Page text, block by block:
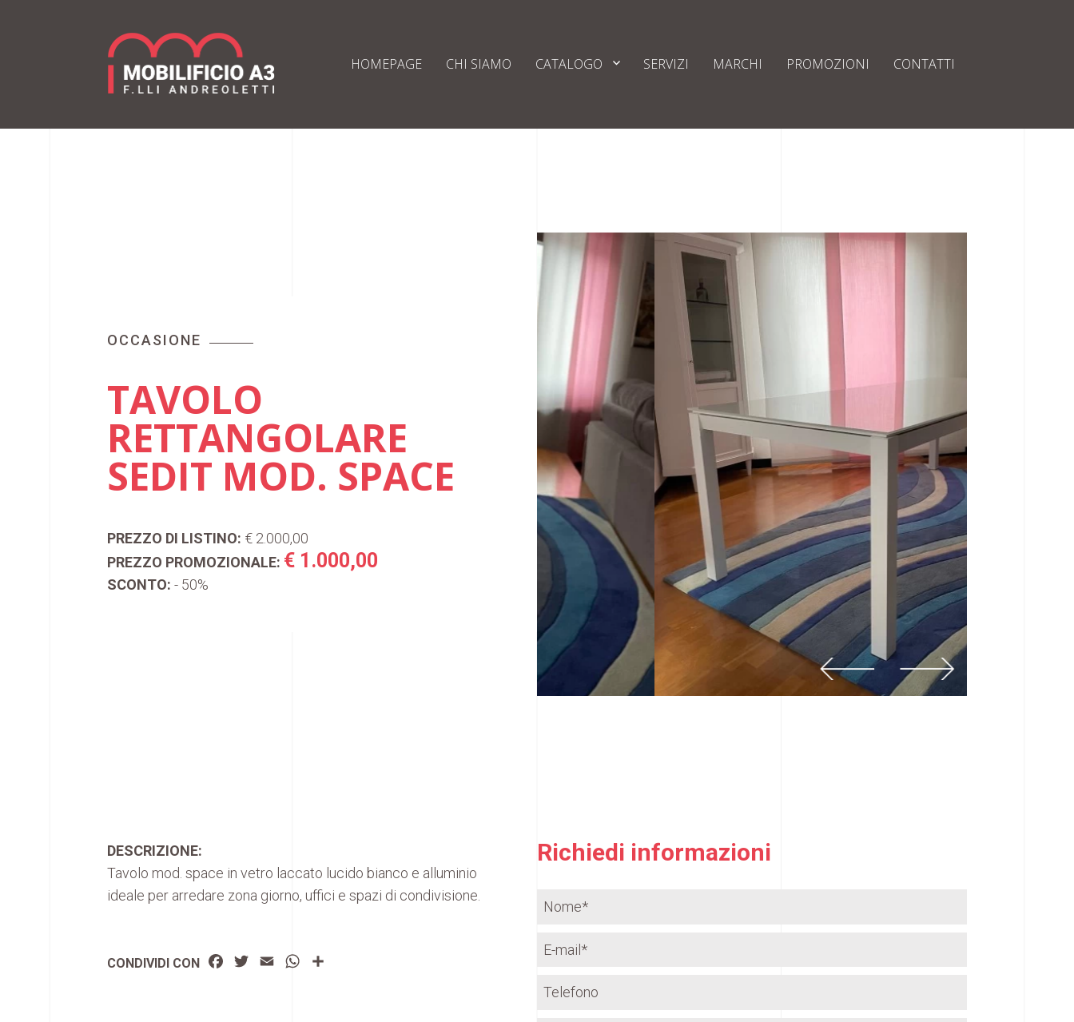
HOMEPAGE CHI SIAMO CATALOGO SERVIZI MARCHI PROMOZIONI CONTATTI
OCCASIONE
TAVOLO
RETTANGOLARE
SEDIT MOD. SPACE
PREZZO DI LISTINO: € 2.000,00
PREZZO PROMOZIONALE: € 1.000,00
SCONTO: - 50%
prev next
DESCRIZIONE:
Tavolo mod. space in vetro laccato lucido bianco e alluminio
ideale per arredare zona giorno, uffici e spazi di condivisione.
CONDIVIDI CON Facebook
TwitterEmail WhatsApp
Richiedi informazioni